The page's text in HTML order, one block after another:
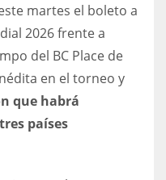
martes el boleto a
2026 frente a
del BC Place de
en el torneo y
que habrá
países